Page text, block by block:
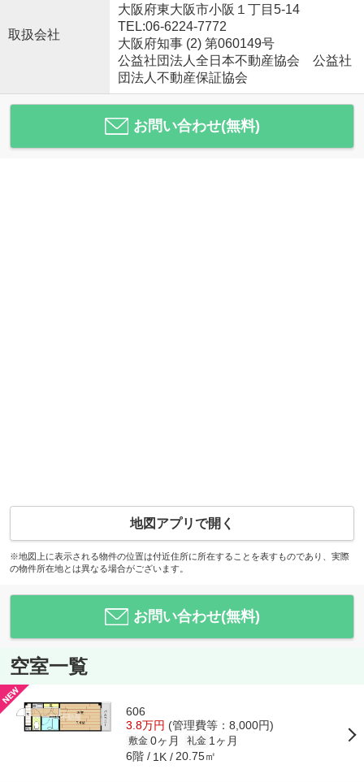
取扱会社
大阪府東大阪市小阪１丁目5-14
TEL:06-6224-7772
大阪府知事 (2) 第060149号
公益社団法人全日本不動産協会 公益社
団法人不動産保証協会
お問い合わせ(無料)
地図アプリで開く
※地図上に表示される物件の位置は付近住所に所在することを表すものであり、実際
の物件所在地とは異なる場合がございます。
お問い合わせ(無料)
空室一覧
606
3.8万円 (管理費等：8,000円)
敷金 0ヶ月 礼金 1ヶ月
6階 1K 20.75㎡